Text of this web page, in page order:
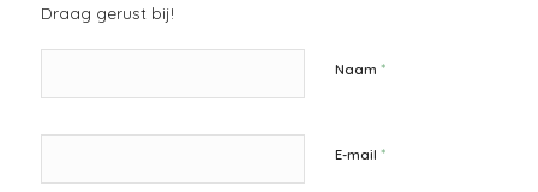
Draag gerust bij!
Naam *
E-mail *